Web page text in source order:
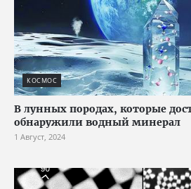
КОСМОС
В лунных породах, которые
обнаружили водный минерал
1 Август, 2024